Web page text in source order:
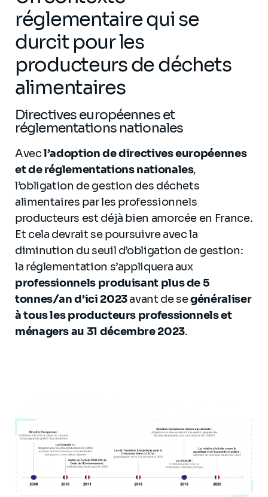
réglementaire qui se
durcit pour les
producteurs de déchets
alimentaires
Directives européennes et
réglementations nationales
Avecl’adoption de directives européennes
et de réglementations nationales,
l’obligation de gestion des déchets
alimentaires par les professionnels
producteurs est déjà bien amorcée en France.
Et cela devrait se poursuivre avec la
diminution du seuil d’obligation de gestion:
la réglementation s’appliquera aux
professionnels produisant plus de 5
tonnes/an d’ici 2023avant de segénéraliser
à tous les producteurs professionnels et
ménagers au 31 décembre 2023.